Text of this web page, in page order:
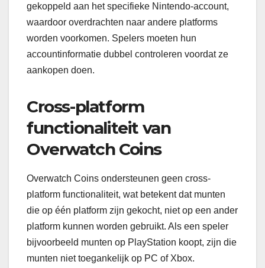
gekoppeld aan het specifieke Nintendo-account,
waardoor overdrachten naar andere platforms
worden voorkomen. Spelers moeten hun
accountinformatie dubbel controleren voordat ze
aankopen doen.
Cross-platform
functionaliteit van
Overwatch Coins
Overwatch Coins ondersteunen geen cross-
platform functionaliteit, wat betekent dat munten
die op één platform zijn gekocht, niet op een ander
platform kunnen worden gebruikt. Als een speler
bijvoorbeeld munten op PlayStation koopt, zijn die
munten niet toegankelijk op PC of Xbox.